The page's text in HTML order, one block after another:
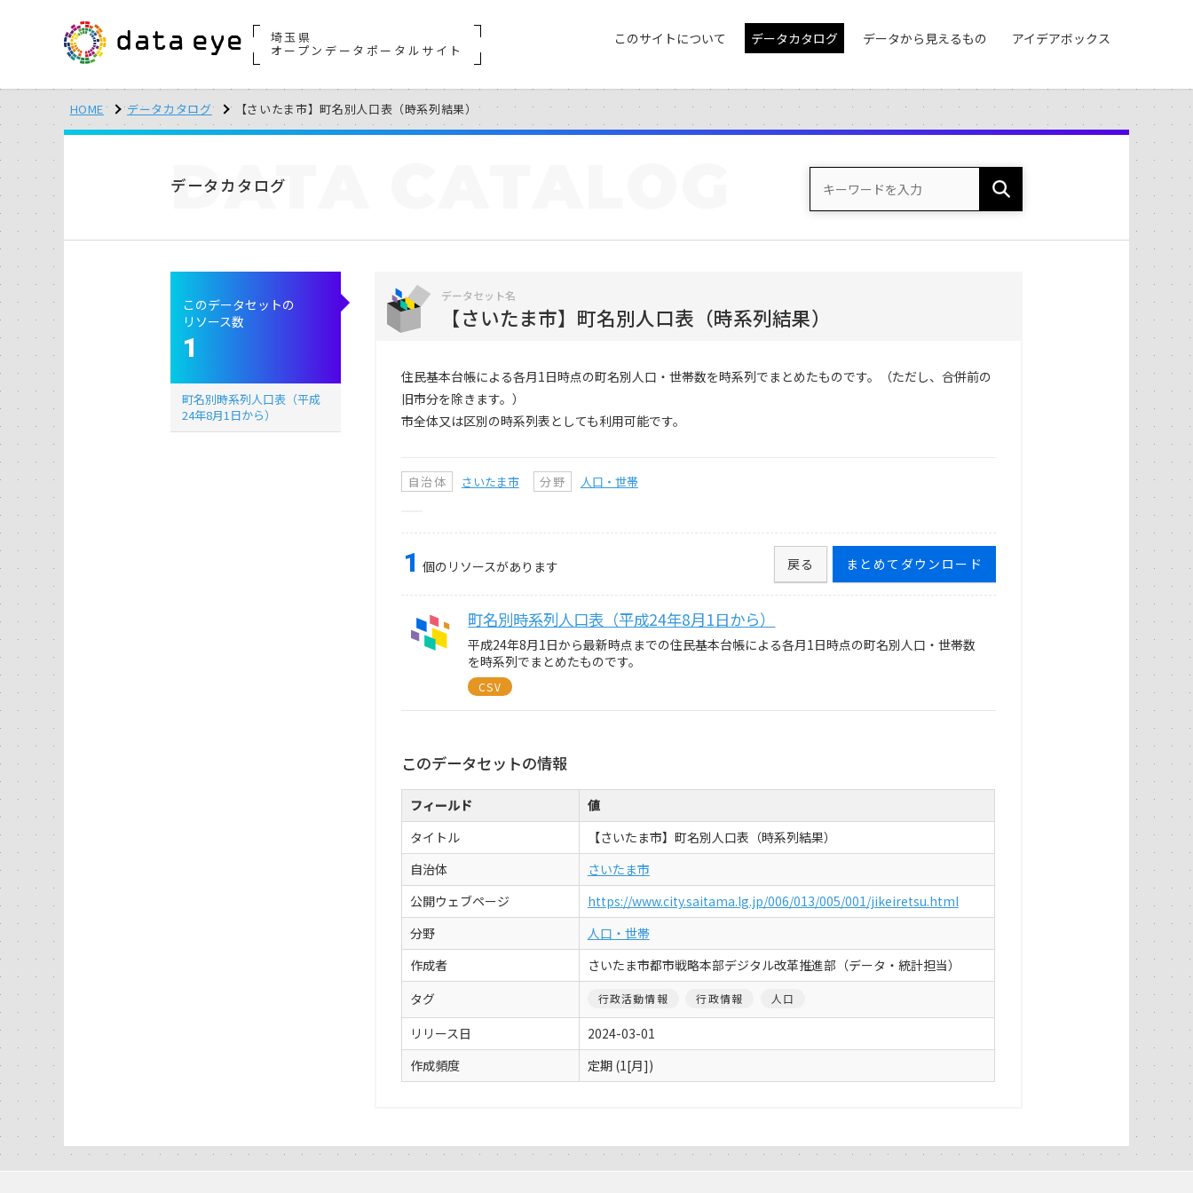
埼玉県
オープンデータポータルサイト
このサイトについて データカタログ データから見えるもの アイデアボックス
HOME データカタログ 【さいたま市】町名別人口表（時系列結果）
データカタログ
DATA
データセット名
【さいたま市】町名別人口表（時系列結果）
住民基本台帳による各月1日時点の町名別人口・世帯数を時系列でまとめたものです。（ただし、合併前の
旧市分を除きます。）
市全体又は区別の時系列表としても利用可能です。
自治体 さいたま市 分野 人口・世帯
1 個のリソースがあります まとめてダウンロード
戻る
町名別時系列人口表（平成24年8月1日から）
平成24年8月1日から最新時点までの住民基本台帳による各月1日時点の町名別人口・世帯数
を時系列でまとめたものです。
CSV
このデータセットの情報
フィールド
値
タイトル
【さいたま市】町名別人口表（時系列結果）
自治体
さいたま市
公開ウェブページ
https://www.city.saitama.lg.jp/006/013/005/001/jikeiretsu.html
分野
人口・世帯
作成者
さいたま市都市戦略本部デジタル改革推進部（データ・統計担当）
タグ
行政活動情報 行政情報 人口
リリース日
2024-03-01
作成頻度
定期 (1[月])
このデータセットの
リソース数
1
町名別時系列人口表（平成
24年8月1日から）